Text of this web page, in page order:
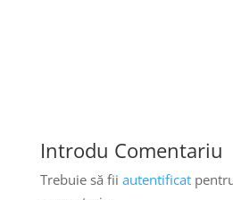
Introdu Comentariu
Trebuie să fii autentificat